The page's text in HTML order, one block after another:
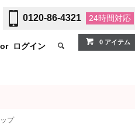
0120-86-4321 24時間対応
or ログイン 0 アイテム
プ